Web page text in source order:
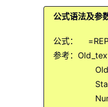
公式语法及参
公式：
参考：